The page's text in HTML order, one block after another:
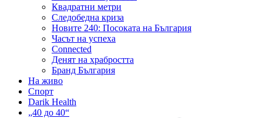
Квадратни метри
Следобедна криза
Новите 240: Посоката на България
Часът на успеха
Connected
Денят на храбростта
Бранд България
На живо
Спорт
Darik Health
„40 до 40“